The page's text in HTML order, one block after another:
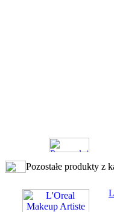
Pozostałe produkty z